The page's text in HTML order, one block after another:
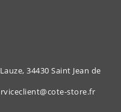
34430 Saint Jean de
store.fr